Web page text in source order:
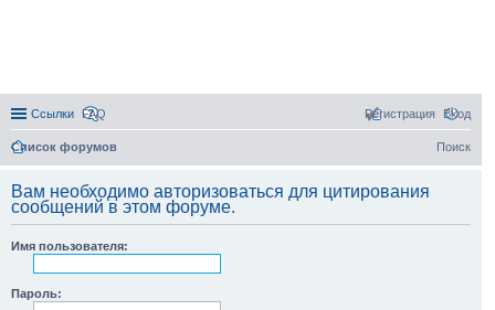
Ссылки FAQ Вход
Регистрация
Список форумов Поиск
Вам необходимо авторизоваться для цитирования
сообщений в этом форуме.
Имя пользователя:
Пароль: